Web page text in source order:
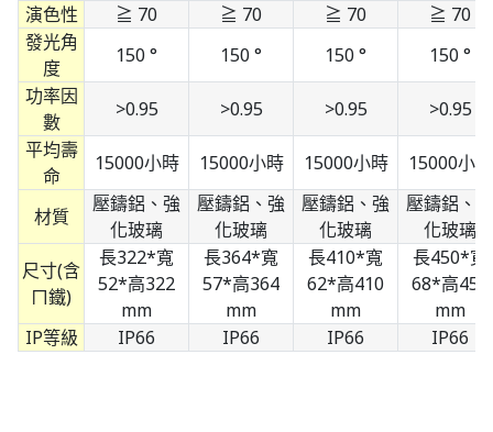
演色性
≧ 70 ≧ 70 ≧ 70
≧ 70
發光角
度
150 ° 150 ° 150 °
150 °
功率因
數
>0.95 >0.95 >0.95
>0.95
平均壽
命
15000小時 15000小時 15000小時 15000小時
材質
壓鑄鋁、強
化玻璃
壓鑄鋁、強
化玻璃
壓鑄鋁、強
化玻璃
壓鑄鋁、強
化玻璃
尺寸(含
ㄇ鐵)
長322*寬
52*高322
mm
長364*寬
57*高364
mm
長410*寬
62*高410
mm
長450*寬
68*高450
mm
IP等級
IP66 IP66 IP66 IP66